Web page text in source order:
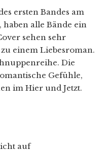
ersten Bandes am
haben alle Bände ein
sehen sehr
einem Liebesroman.
Die
Gefühle,
im Hier und Jetzt.
auf